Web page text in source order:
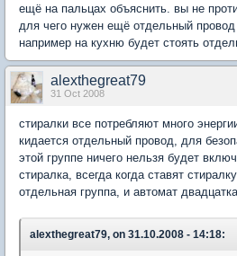
ещё на пальцах объяснить. вы не
для чего нужен ещё отдельный провод
например на кухню будет стоять
alexthegreat79
31 Oct 2008
стиралки все потребляют много
кидается отдельный провод, для
этой группе ничего нельзя будет
стиралка, всегда когда ставят
отдельная группа, и автомат
alexthegreat79, on 31.10.2008 - 14:18: